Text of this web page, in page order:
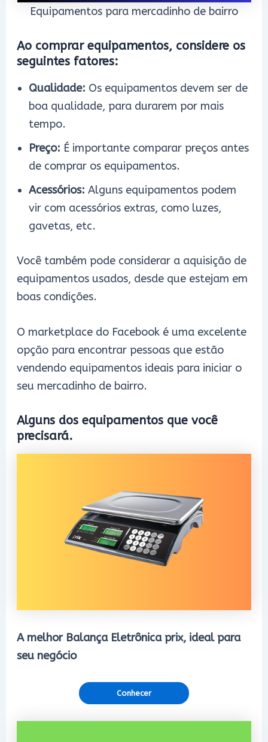
Equipamentos para mercadinho de bairro
Ao comprar equipamentos, considere os
seguintes fatores:
Qualidade: Os equipamentos devem ser de
boa qualidade, para durarem por mais
tempo.
Preço: É importante comparar preços antes
de comprar os equipamentos.
Acessórios: Alguns equipamentos podem
vir com acessórios extras, como luzes,
gavetas, etc.
Você também pode considerar a aquisição de
equipamentos usados, desde que estejam em
boas condições.
O marketplace do Facebook é uma excelente
opção para encontrar pessoas que estão
vendendo equipamentos ideais para iniciar o
seu mercadinho de bairro.
Alguns dos equipamentos que você
precisará.
A melhor Balança Eletrônica prix, ideal para
seu negócio
Conhecer